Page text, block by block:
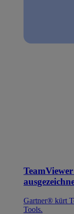
Gartner® kürt
Tools.